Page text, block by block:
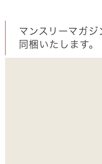
マンスリーマガジ
同梱いたします。